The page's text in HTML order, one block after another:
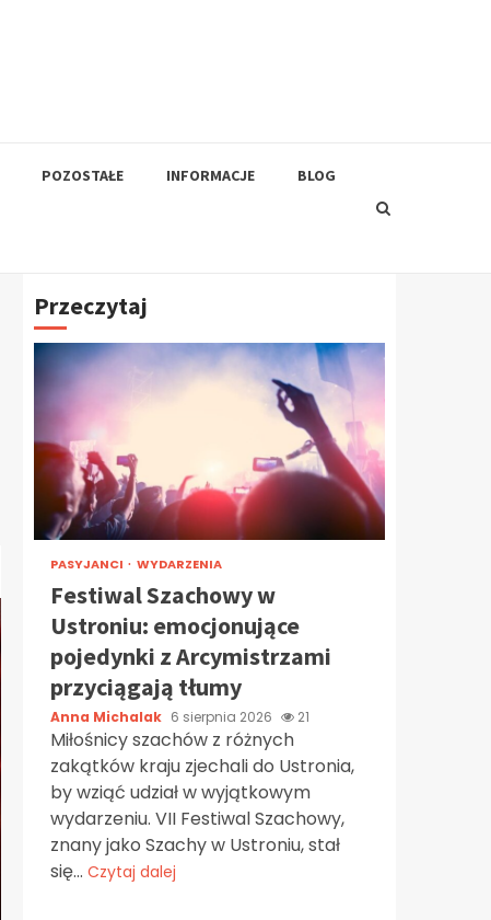
POZOSTAŁE INFORMACJE BLOG
Przeczytaj
PASYJANCI WYDARZENIA
Festiwal Szachowy w
Ustroniu: emocjonujące
pojedynki z Arcymistrzami
przyciągają tłumy
Anna Michalak 6 sierpnia 2026 21
Miłośnicy szachów z różnych
zakątków kraju zjechali do Ustronia,
by wziąć udział w wyjątkowym
wydarzeniu. VII Festiwal Szachowy,
znany jako Szachy w Ustroniu, stał
się... Czytaj dalej